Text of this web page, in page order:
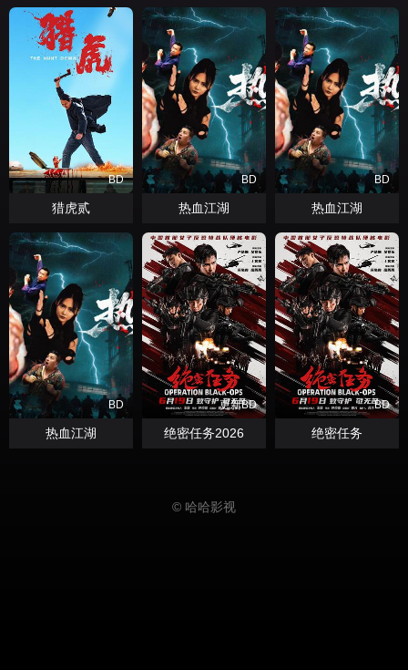
BD
猎虎贰
BD
热血江湖
BD
热血江湖
BD
热血江湖
更新BD
绝密任务2026
BD
绝密任务
© 哈哈影视